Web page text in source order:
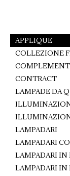
APPLIQUE
COLLEZIONE
CONTRACT
LAMPADE DA
LAMPADARI
LAMPADARI
LAMPADARI IN
LAMPADARI IN